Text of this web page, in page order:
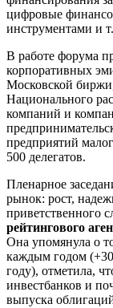
цифровые
инструментами и
В работе форума
корпоративных
Московской
Национального
компаний и
предприятий
500 делегатов.
Пленарное
рынок: рост,
приветственного
рейтингового
Она упомянула о
каждым годом
году), отметила,
инвестбанков и
выпуска